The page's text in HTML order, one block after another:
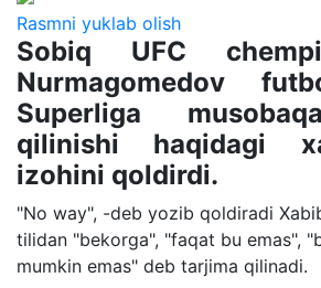
Rasmni yuklab olish
Sobiq UFC
Nurmagomedov
Superliga
qilinishi haqidagi
izohini qoldirdi.
"No way", -deb yozib qoldiradi
tilidan "bekorga", "faqat bu emas",
mumkin emas" deb tarjima qilinadi.